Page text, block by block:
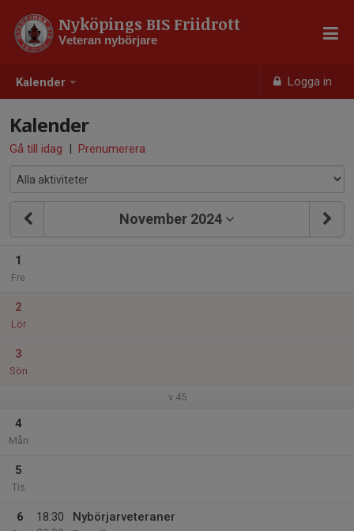
Kalender Logga in
Nyköpings BIS Friidrott
Veteran nybörjare
Kalender
Gå till idag | Prenumerera
November 2024
1
Fre
2
Lör
3
Sön
v.45
4
Mån
5
Tis
6
18:30
Nybörjarveteraner